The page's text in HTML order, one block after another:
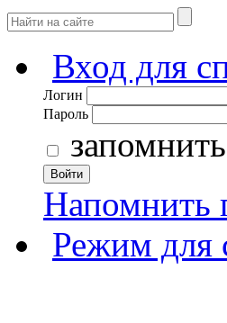
Вход для
Логин
Пароль
Войти
Напомнить
Режим для